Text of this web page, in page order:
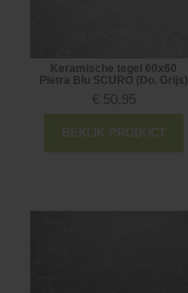
Keramische tegel 60x60
Pietra Blu SCURO (Do. Grijs)
€ 50,95
BEKIJK PRODUCT